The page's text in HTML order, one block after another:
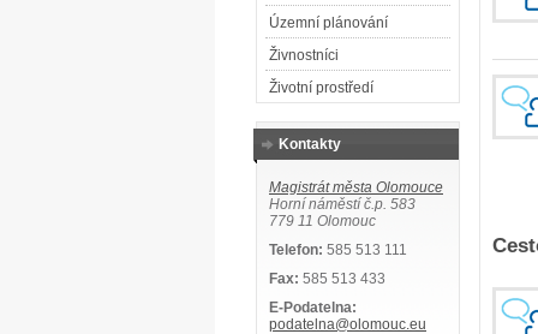
Územní plánování
Živnostníci
Životní prostředí
Kontakty
Magistrát města Olomouce
Horní náměstí č.p. 583
779 11 Olomouc
Telefon: 585 513 111
Fax: 585 513 433
E-Podatelna:
podatelna@olomouc.eu